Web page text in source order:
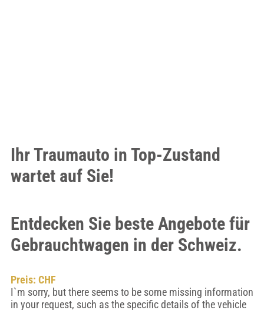
Ihr Traumauto in Top-Zustand
wartet auf Sie!
Entdecken Sie beste Angebote für
Gebrauchtwagen in der Schweiz.
Preis: CHF
I`m sorry, but there seems to be some missing information
in your request, such as the specific details of the vehicle